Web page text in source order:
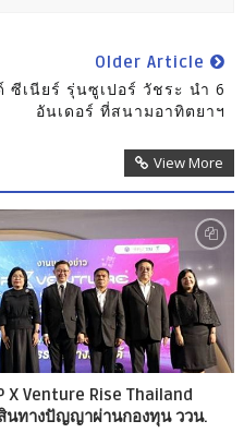
Older Article
เนียร์ รุ่นซูเปอร์ วัชระ นำ 6
อันเดอร์ ที่สนามอาทิตยาฯ
View More
X Venture Rise Thailand
นทางปัญญาผ่านกองทุน ววน.